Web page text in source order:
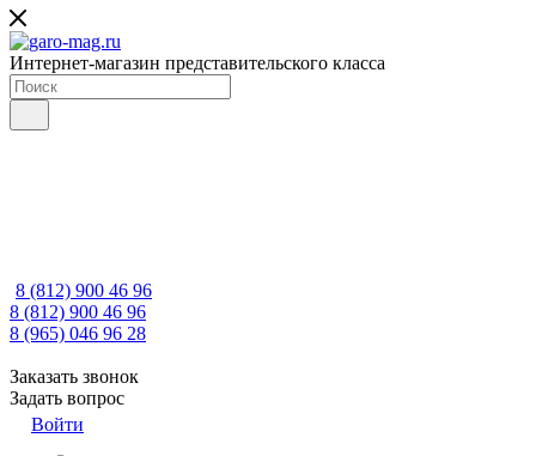
Интернет-магазин представительского класса
8 (812) 900 46 96
8 (812) 900 46 96
8 (965) 046 96 28
Заказать звонок
Задать вопрос
Войти